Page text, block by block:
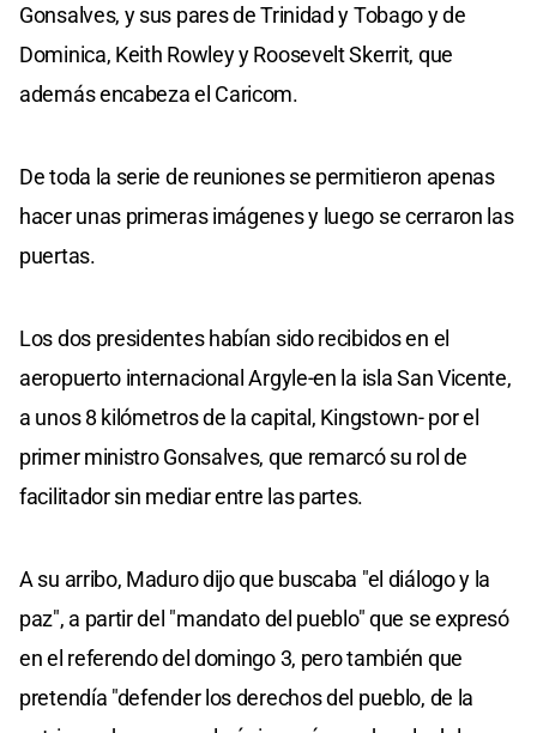
Gonsalves, y sus pares de Trinidad y Tobago y de
Dominica, Keith Rowley y Roosevelt Skerrit, que
además encabeza el Caricom.
De toda la serie de reuniones se permitieron apenas
hacer unas primeras imágenes y luego se cerraron las
puertas.
Los dos presidentes habían sido recibidos en el
aeropuerto internacional Argyle-en la isla San Vicente,
a unos 8 kilómetros de la capital, Kingstown- por el
primer ministro Gonsalves, que remarcó su rol de
facilitador sin mediar entre las partes.
A su arribo, Maduro dijo que buscaba "el diálogo y la
paz", a partir del "mandato del pueblo" que se expresó
en el referendo del domingo 3, pero también que
pretendía "defender los derechos del pueblo, de la